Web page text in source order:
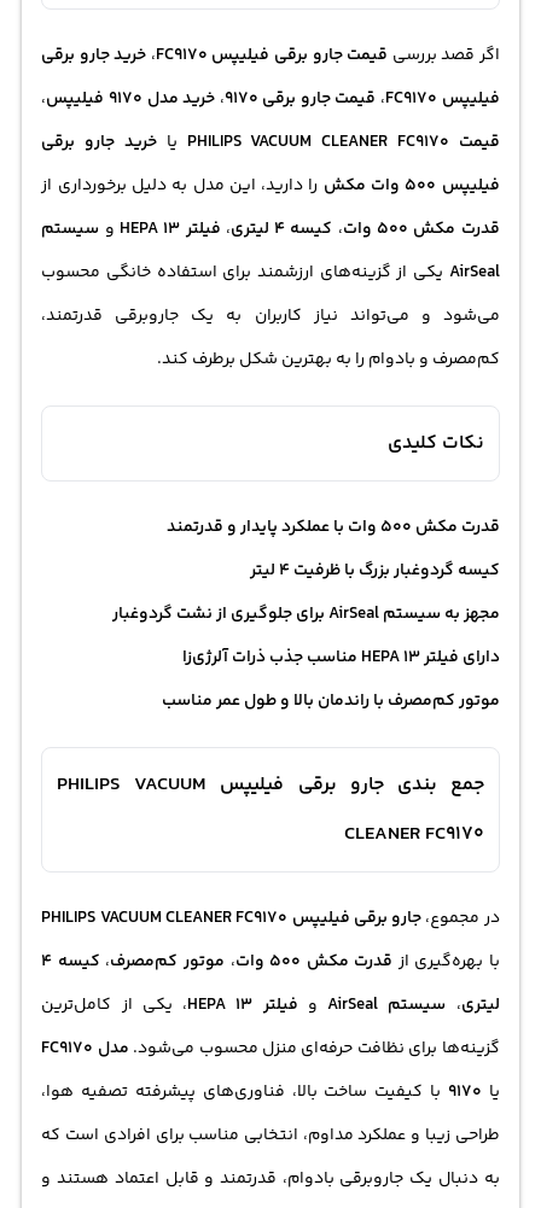
اگر قصد بررسی قیمت جارو برقی فیلیپس FC9170 ، خرید جارو برقی
فیلیپس FC9170
، قیمت جارو برقی 9170 ، خرید مدل 9170 فیلیپس
،
قیمت PHILIPS VACUUM CLEANER FC9170
یاخرید جارو برقی
فیلیپس 500 وات مکش
را دارید، این مدل به دلیل برخورداری از
قدرت مکش 500 وات
، کیسه 4 لیتری ، فیلتر HEPA 13 و سیستم
AirSeal یکی از گزینه‌های ارزشمند برای استفاده خانگی محسوب
می‌شود و می‌تواند نیاز کاربران به یک جاروبرقی قدرتمند،
کم‌مصرف و بادوام را به بهترین شکل برطرف کند.
نکات کلیدی
قدرت مکش 500 وات با عملکرد پایدار و قدرتمند
کیسه گردوغبار بزرگ با ظرفیت 4 لیتر
مجهز به سیستم AirSeal برای جلوگیری از نشت گردوغبار
دارای فیلتر HEPA 13 مناسب جذب ذرات آلرژی‌زا
موتور کم‌مصرف با راندمان بالا و طول عمر مناسب
جمع بندی جارو برقی فیلیپس PHILIPS VACUUM
CLEANER FC9170
در مجموع،جارو برقی فیلیپس PHILIPS VACUUM CLEANER FC9170
با بهره‌گیری از قدرت مکش 500 وات ، موتور کم‌مصرف،
کیسه 4
لیتری، سیستم AirSeal و فیلتر HEPA 13
، یکی از کامل‌ترین
گزینه‌ها برای نظافت حرفه‌ای منزل محسوب می‌شود. مدل FC9170
یا 9170 با کیفیت ساخت بالا، فناوری‌های پیشرفته تصفیه هوا،
طراحی زیبا و عملکرد مداوم، انتخابی مناسب برای افرادی است که
به دنبال یک جاروبرقی بادوام، قدرتمند و قابل اعتماد هستند و